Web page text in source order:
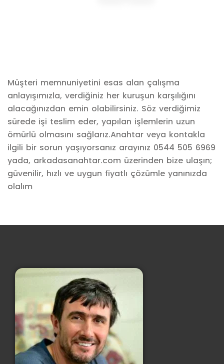
Müşteri memnuniyetini esas alan çalışma
anlayışımızla, verdiğiniz her kuruşun karşılığını
alacağınızdan emin olabilirsiniz. Söz verdiğimiz
sürede işi teslim eder, yapılan işlemlerin uzun
ömürlü olmasını sağlarız.Anahtar veya kontakla
ilgili bir sorun yaşıyorsanız arayınız 0544 505 6969
yada, arkadasanahtar.com üzerinden bize ulaşın;
güvenilir, hızlı ve uygun fiyatlı çözümle yanınızda
olalım